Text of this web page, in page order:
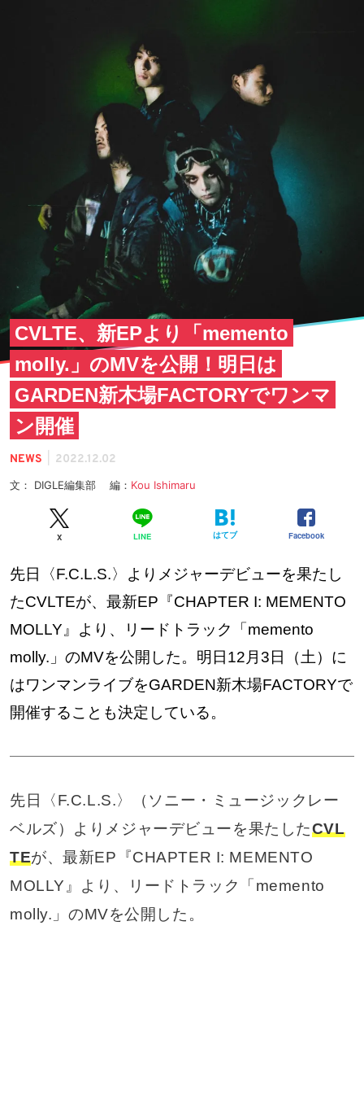
CVLTE、新EPより「memento
molly.」のMVを公開！明日は
GARDEN新木場FACTORYでワンマ
ン開催
NEWS 2022.12.02
文： DIGLE編集部 編： Kou Ishimaru
X LINE はてブ Facebook
先日〈F.C.L.S.〉よりメジャーデビューを果たし
たCVLTEが、最新EP『CHAPTER I: MEMENTO
MOLLY』より、リードトラック「memento
molly.」のMVを公開した。明日12月3日（土）に
はワンマンライブをGARDEN新木場FACTORYで
開催することも決定している。
先日〈F.C.L.S.〉（ソニー・ミュージックレー
ベルズ）よりメジャーデビューを果たしたCVL
TEが、最新EP『CHAPTER I: MEMENTO
MOLLY』より、リードトラック「memento
molly.」のMVを公開した。